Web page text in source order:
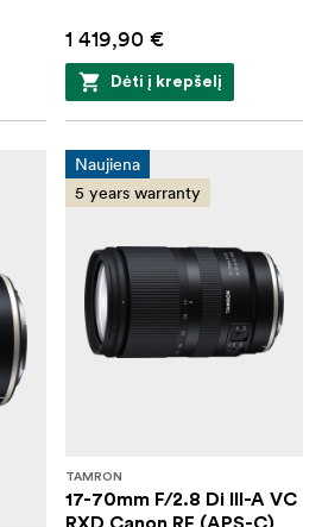
1 419,90 €
Dėti į krepšelį
Naujiena
5 years warranty
TAMRON
17-70mm F/2.8 Di III-A VC